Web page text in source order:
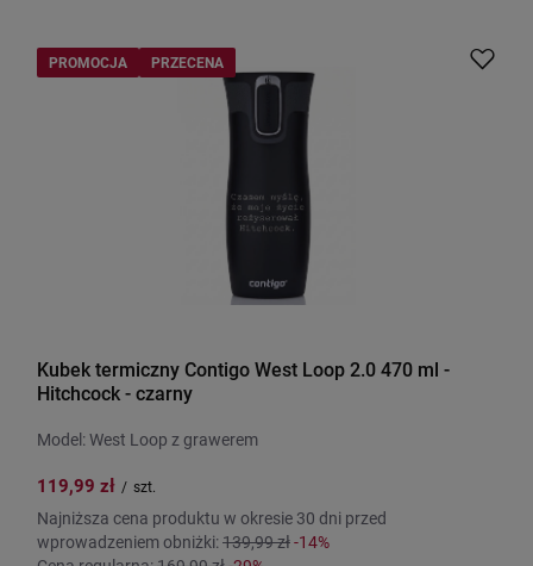
PROMOCJA PRZECENA
Kubek termiczny Contigo West Loop 2.0 470 ml -
Hitchcock - czarny
Model: West Loop z grawerem
119,99 zł / szt.
Najniższa cena produktu w okresie 30 dni przed
wprowadzeniem obniżki:139,99 zł-14%